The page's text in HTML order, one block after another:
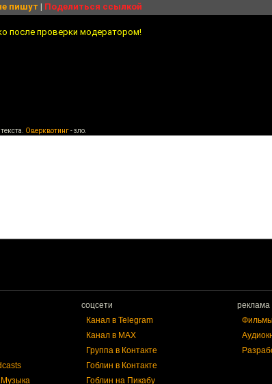
пишут | Поделиться ссылкой
после проверки модератором!
Оверквотинг- зло.
соцсети
Канал в Telegram
Канал в MAX
Группа в Контакте
Гоблин в Контакте
Гоблин на Пикабу
реклама